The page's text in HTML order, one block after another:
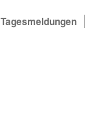
Tagesmeldungen